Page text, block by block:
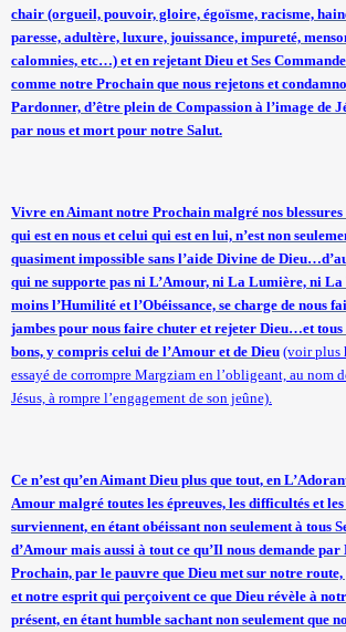
chair (orgueil, pouvoir, gloire, égoïsme, racisme,
paresse, adultère, luxure, jouissance, impureté,
calomnies, etc…) et en rejetant Dieu et Ses
comme notre Prochain que nous rejetons et
Pardonner, d’être plein de Compassion à l’image de
par nous et mort pour notre Salut.
Vivre en Aimant notre Prochain malgré nos blessures
qui est en nous et celui qui est en lui, n’est non
quasiment impossible sans l’aide Divine de
qui ne supporte pas ni L’Amour, ni La Lumière, ni
moins l’Humilité et l’Obéissance, se charge de nous
jambes pour nous faire chuter et rejeter Dieu…et tous
bons, y compris celui de l’Amour et de Dieu (voir plus
essayé de corrompre Margziam en l’obligeant, au nom
Jésus, à rompre l’engagement de son jeûne).
Ce n’est qu’en Aimant Dieu plus que tout, en
Amour malgré toutes les épreuves, les difficultés et
surviennent, en étant obéissant non seulement à tous
d’Amour mais aussi à tout ce qu’Il nous demande
Prochain, par le pauvre que Dieu met sur notre
et notre esprit qui perçoivent ce que Dieu révèle à
présent, en étant humble sachant non seulement que